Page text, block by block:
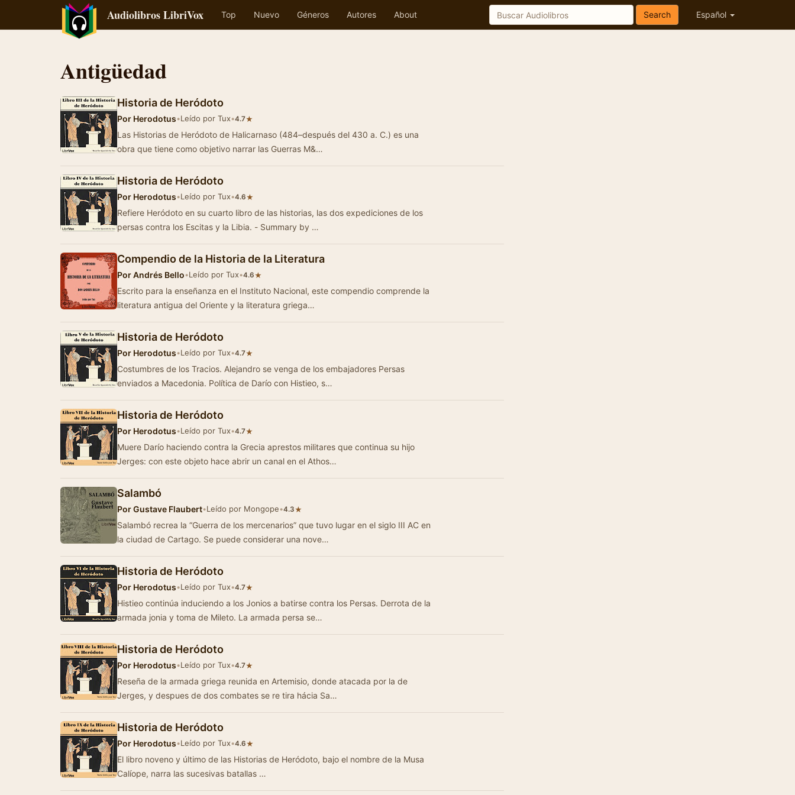
Audiolibros LibriVox Top Nuevo Géneros Autores About Español
Search
Antigüedad
Historia de Heródoto
Por Herodotus•Leído por Tux•4.7★
Las Historias de Heródoto de Halicarnaso (484–después del 430 a. C.) es una
obra que tiene como objetivo narrar las Guerras M&…
Historia de Heródoto
Por Herodotus•Leído por Tux•4.6★
Refiere Heródoto en su cuarto libro de las historias, las dos expediciones de los
persas contra los Escitas y la Libia. - Summary by …
Compendio de la Historia de la Literatura
PorAndrés Bello•Leído por Tux•4.6★
Escrito para la enseñanza en el Instituto Nacional, este compendio comprende la
literatura antigua del Oriente y la literatura griega…
Historia de Heródoto
Por Herodotus•Leído por Tux•4.7★
Costumbres de los Tracios. Alejandro se venga de los embajadores Persas
enviados a Macedonia. Política de Darío con Histieo, s…
Historia de Heródoto
Por Herodotus•Leído por Tux•4.7★
Muere Darío haciendo contra la Grecia aprestos militares que continua su hijo
Jerges: con este objeto hace abrir un canal en el Athos…
Salambó
PorGustave Flaubert•Leído por Mongope•4.3★
Salambó recrea la “Guerra de los mercenarios” que tuvo lugar en el siglo III AC en
la ciudad de Cartago. Se puede considerar una nove…
Historia de Heródoto
Por Herodotus•Leído por Tux•4.7★
Histieo continúa induciendo a los Jonios a batirse contra los Persas. Derrota de la
armada jonia y toma de Mileto. La armada persa se…
Historia de Heródoto
Por Herodotus•Leído por Tux•4.7★
Reseña de la armada griega reunida en Artemisio, donde atacada por la de
Jerges, y despues de dos combates se re tira hácia Sa…
Historia de Heródoto
Por Herodotus•Leído por Tux•4.6★
El libro noveno y último de las Historias de Heródoto, bajo el nombre de la Musa
Calíope, narra las sucesivas batallas …